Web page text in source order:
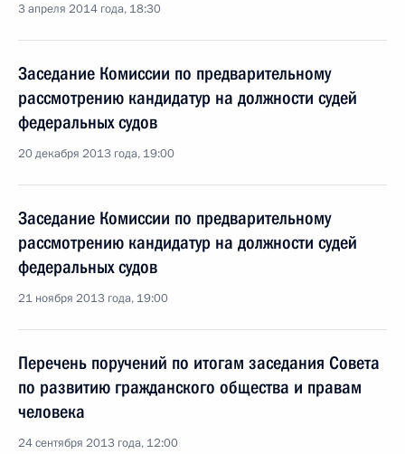
3 апреля 2014 года, 18:30
Заседание Комиссии по предварительному
рассмотрению кандидатур на должности судей
федеральных судов
20 декабря 2013 года, 19:00
Заседание Комиссии по предварительному
рассмотрению кандидатур на должности судей
федеральных судов
21 ноября 2013 года, 19:00
Перечень поручений по итогам заседания Совета
по развитию гражданского общества и правам
человека
24 сентября 2013 года, 12:00